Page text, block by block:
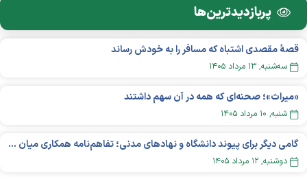
پربازدید‌ترین‌ها
قصهٔ مقصدی اشتباه که مسافر را به خودش رساند
سه‌شنبه, ۱۳ مرداد ۱۴۰۵
«میراث»؛ صحنه‌ای که همه در آن سهم داشتند
شنبه, ۱۰ مرداد ۱۴۰۵
گامی دیگر برای پیوند دانشگاه و نهادهای مدنی؛ تفاهم‌نامه همکاری میان «شبکه ملی» و «دانشگاه هنر ایران» منعقد شد
دوشنبه, ۱۲ مرداد ۱۴۰۵